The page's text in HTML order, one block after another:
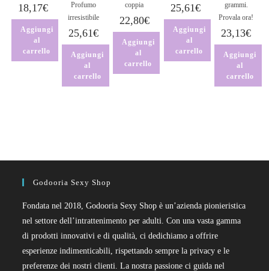
18,17€
Aggiungi
al
carrello
Profumo
irresistibile
25,61€
Aggiungi
al
carrello
coppia
22,80€
Aggiungi
al
carrello
25,61€
Aggiungi
al
carrello
grammi.
Provala ora!
23,13€
Aggiungi
al
carrello
Godooria Sexy Shop
Fondata nel 2018, Godooria Sexy Shop è un’azienda pionieristica
nel settore dell’intrattenimento per adulti. Con una vasta gamma
di prodotti innovativi e di qualità, ci dedichiamo a offrire
esperienze indimenticabili, rispettando sempre la privacy e le
preferenze dei nostri clienti. La nostra passione ci guida nel